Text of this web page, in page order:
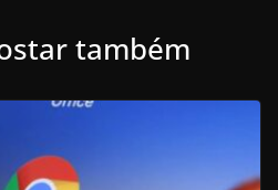
também